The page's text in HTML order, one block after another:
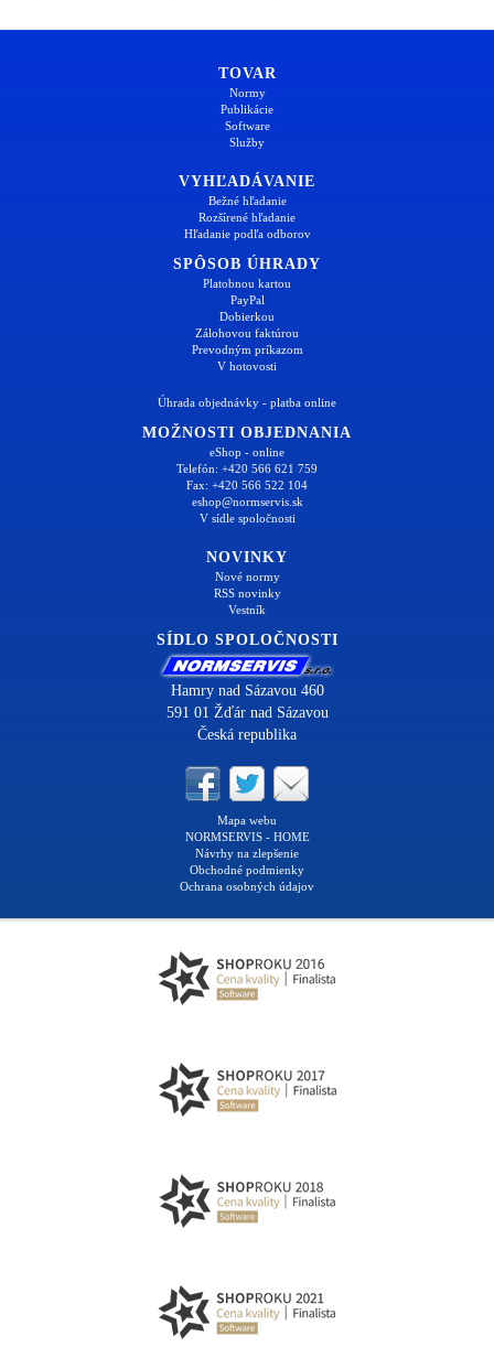
TOVAR
Normy
Publikácie
Software
Služby
VYHĽADÁVANIE
Bežné hľadanie
Rozšírené hľadanie
Hľadanie podľa odborov
SPÔSOB ÚHRADY
Platobnou kartou
PayPal
Dobierkou
Zálohovou faktúrou
Prevodným príkazom
V hotovosti
Úhrada objednávky - platba online
MOŽNOSTI OBJEDNANIA
eShop - online
Telefón: +420 566 621 759
Fax: +420 566 522 104
eshop@normservis.sk
V sídle spoločnosti
NOVINKY
Nové normy
RSS novinky
Vestník
SÍDLO SPOLOČNOSTI
Hamry nad Sázavou 460
591 01 Žďár nad Sázavou
Česká republika
Mapa webu
NORMSERVIS - HOME
Návrhy na zlepšenie
Obchodné podmienky
Ochrana osobných údajov